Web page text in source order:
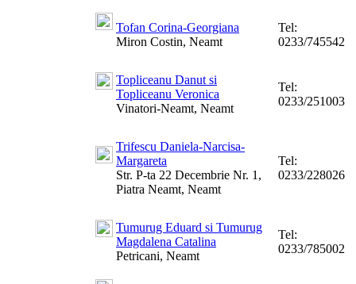
Tofan Corina-Georgiana
Miron Costin, Neamt
Tel:
0233/745542
Topliceanu Danut si
Topliceanu Veronica
Vinatori-Neamt, Neamt
Tel:
0233/251003
Trifescu Daniela-Narcisa-
Margareta
Str. P-ta 22 Decembrie Nr. 1,
Piatra Neamt, Neamt
Tel:
0233/228026
Tumurug Eduard si Tumurug
Magdalena Catalina
Petricani, Neamt
Tel:
0233/785002